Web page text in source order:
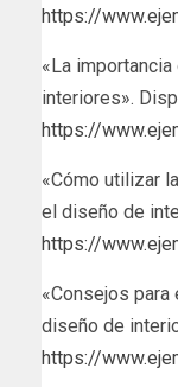
https://
«La
interiores».
https://
«Cómo utilizar
el diseño de
https://
«Consejos para
diseño de
https://